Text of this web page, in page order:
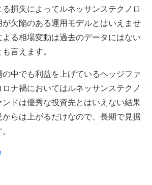
損失によってルネッサンステクノロ
が欠陥のある運用モデルとはいえませ
よる相場変動は過去のデータにはない
言えます。
の中でも利益を上げているヘッジファ
ナ禍においてはルネッサンステクノ
ンドは優秀な投資先とはいえない結果
からは上がるだけなので、長期で見据